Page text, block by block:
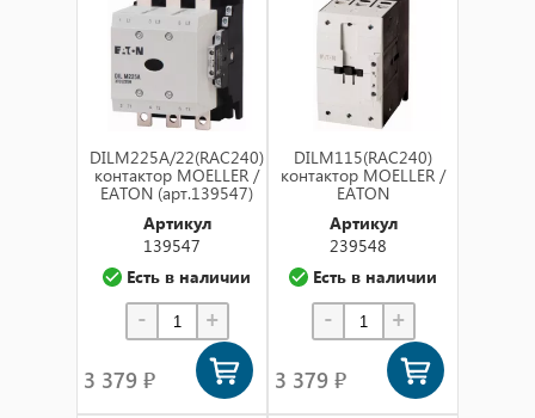
DILM225A/22(RAC240)
контактор MOELLER /
EATON (арт.139547)
Артикул
139547
Есть в наличии
- +
3 379 ₽
DILM115(RAC240)
контактор MOELLER /
EATON
Артикул
239548
Есть в наличии
- +
3 379 ₽